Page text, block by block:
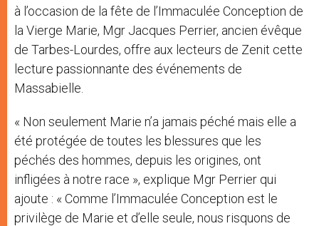
à l’occasion de la fête de l’Immaculée Conception de
la Vierge Marie, Mgr Jacques Perrier, ancien évêque
de Tarbes-Lourdes, offre aux lecteurs de Zenit cette
lecture passionnante des événements de
Massabielle.
« Non seulement Marie n’a jamais péché mais elle a
été protégée de toutes les blessures que les
péchés des hommes, depuis les origines, ont
infligées à notre race », explique Mgr Perrier qui
ajoute : « Comme l’Immaculée Conception est le
privilège de Marie et d’elle seule, nous risquons de